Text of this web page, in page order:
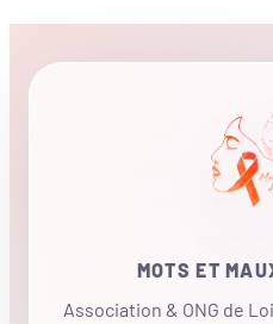
MOTS ET
Association & ONG de